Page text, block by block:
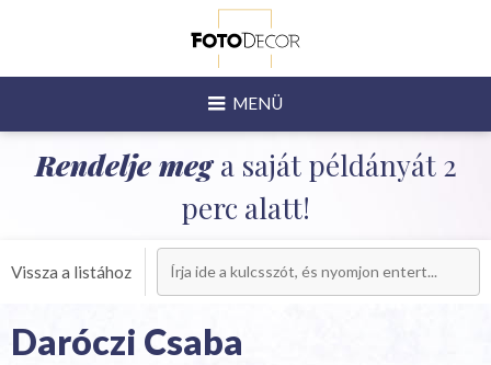
MENÜ
Rendelje mega saját példányát 2
perc alatt!
Vissza a listához
Daróczi Csaba